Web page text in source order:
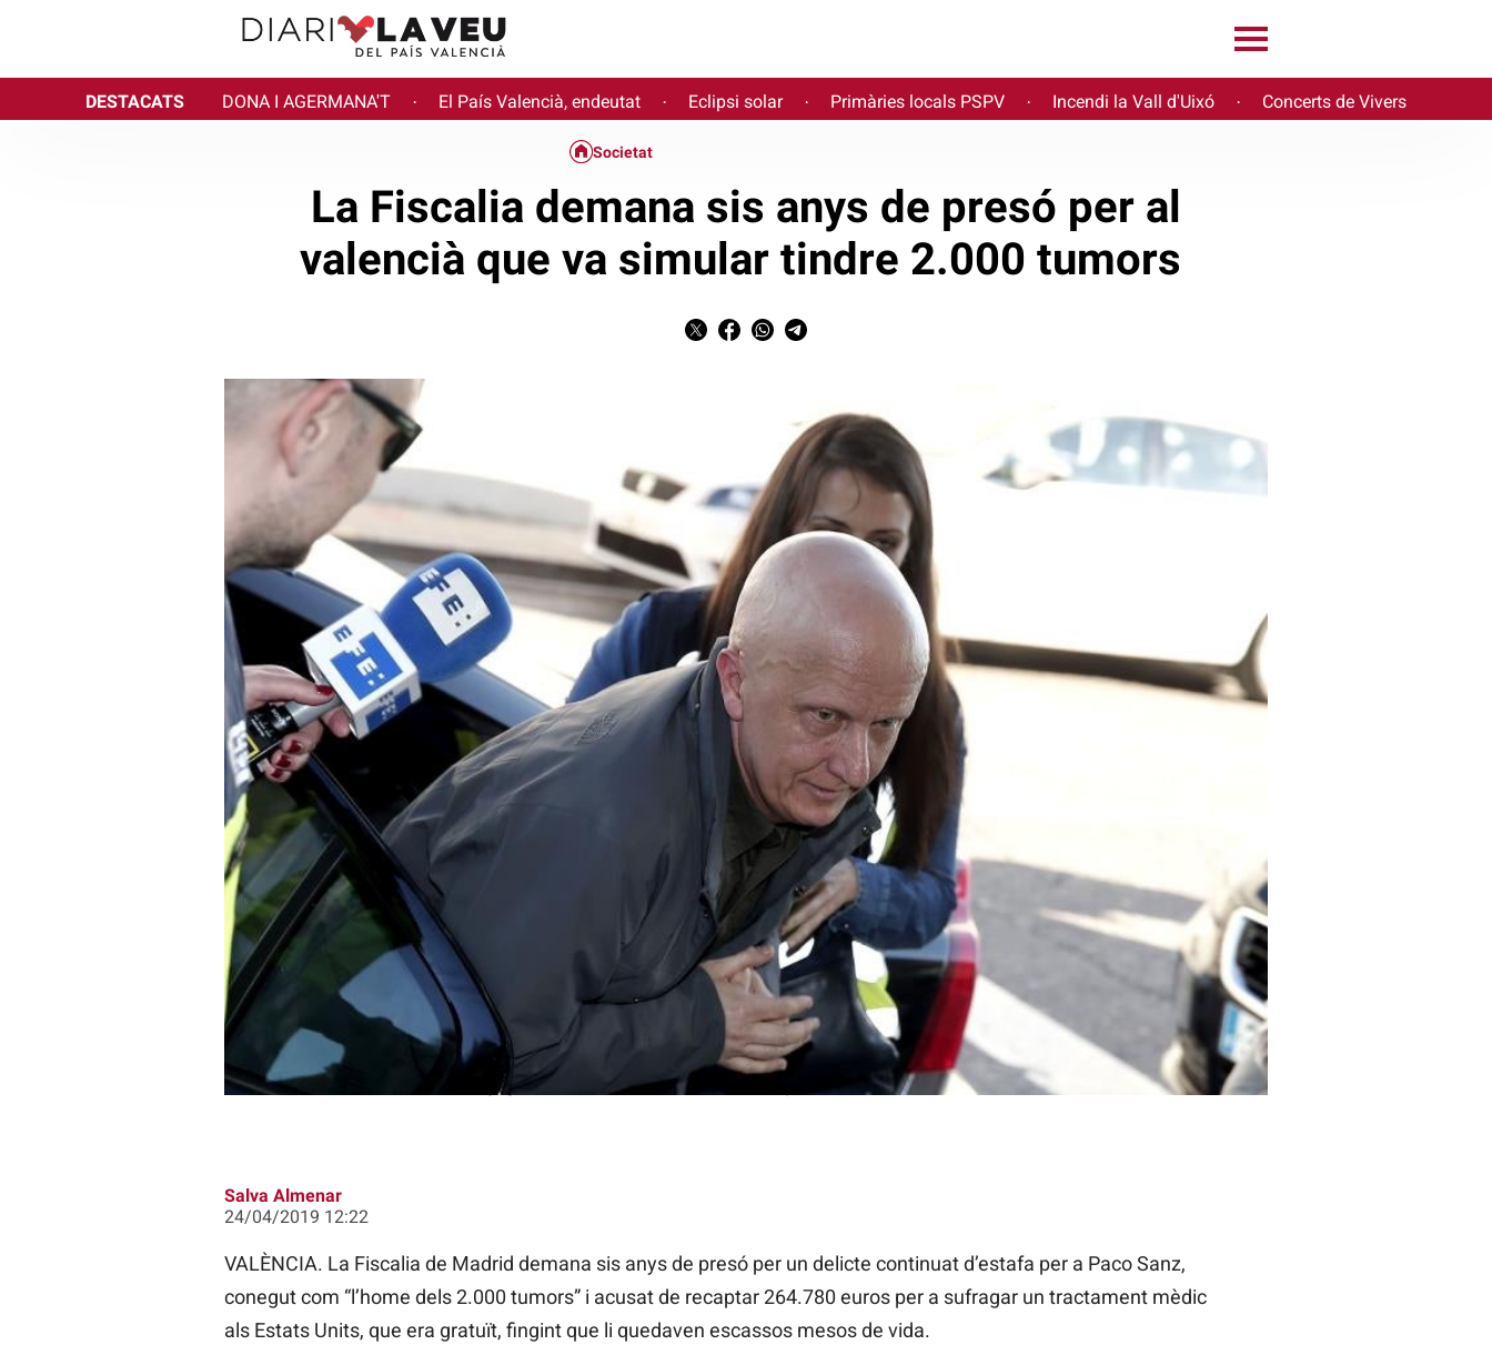
DESTACATS DONA I AGERMANA'T · El País Valencià, endeutat · Eclipsi solar · Primàries locals PSPV · Incendi la Vall d'Uixó · Concerts de Vivers
Paco Sanz, a la seua arribada als jutjats de Llíria, on va declarar en març de 2017. / EFE
Societat
La Fiscalia demana sis anys de presó per al
valencià que va simular tindre 2.000 tumors
Salva Almenar
24/04/2019 12:22
VALÈNCIA. La Fiscalia de Madrid demana sis anys de presó per un delicte continuat d’estafa per a Paco Sanz,
conegut com “l’home dels 2.000 tumors” i acusat de recaptar 264.780 euros per a sufragar un tractament mèdic
als Estats Units, que era gratuït, fingint que li quedaven escassos mesos de vida.